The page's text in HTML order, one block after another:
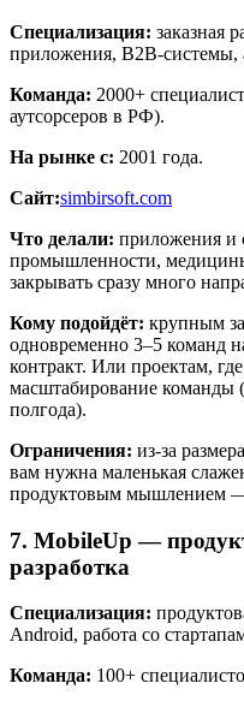
Специализация: заказная
приложения, B2B-системы,
Команда: 2000+
аутсорсеров в РФ).
На рынке с: 2001 года.
Сайт:simbirsoft.com
Что делали: приложения и
промышленности,
закрывать сразу много
Кому подойдёт: крупным
одновременно 3–5 команд
контракт. Или проектам,
масштабирование команды
полгода).
Ограничения: из-за
вам нужна маленькая
продуктовым мышлением
7. MobileUp —
разработка
Специализация:
Android, работа со
Команда: 100+